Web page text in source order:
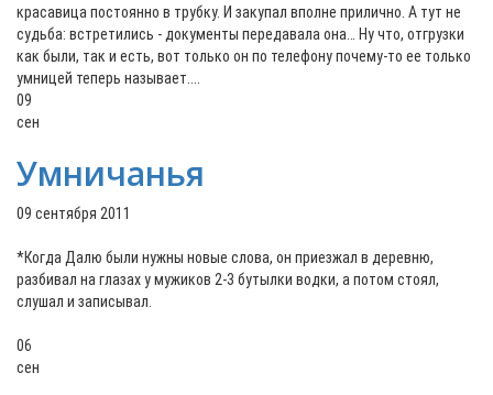
красавица постоянно в трубку. И закупал вполне прилично. А тут не
судьба: встретились - документы передавала она… Ну что, отгрузки
как были, так и есть, вот только он по телефону почему-то ее только
умницей теперь называет....
09
сен
Умничанья
09 сентября 2011
*Когда Далю были нужны новые слова, он приезжал в деревню,
разбивал на глазах у мужиков 2-3 бутылки водки, а потом стоял,
слушал и записывал.
06
сен